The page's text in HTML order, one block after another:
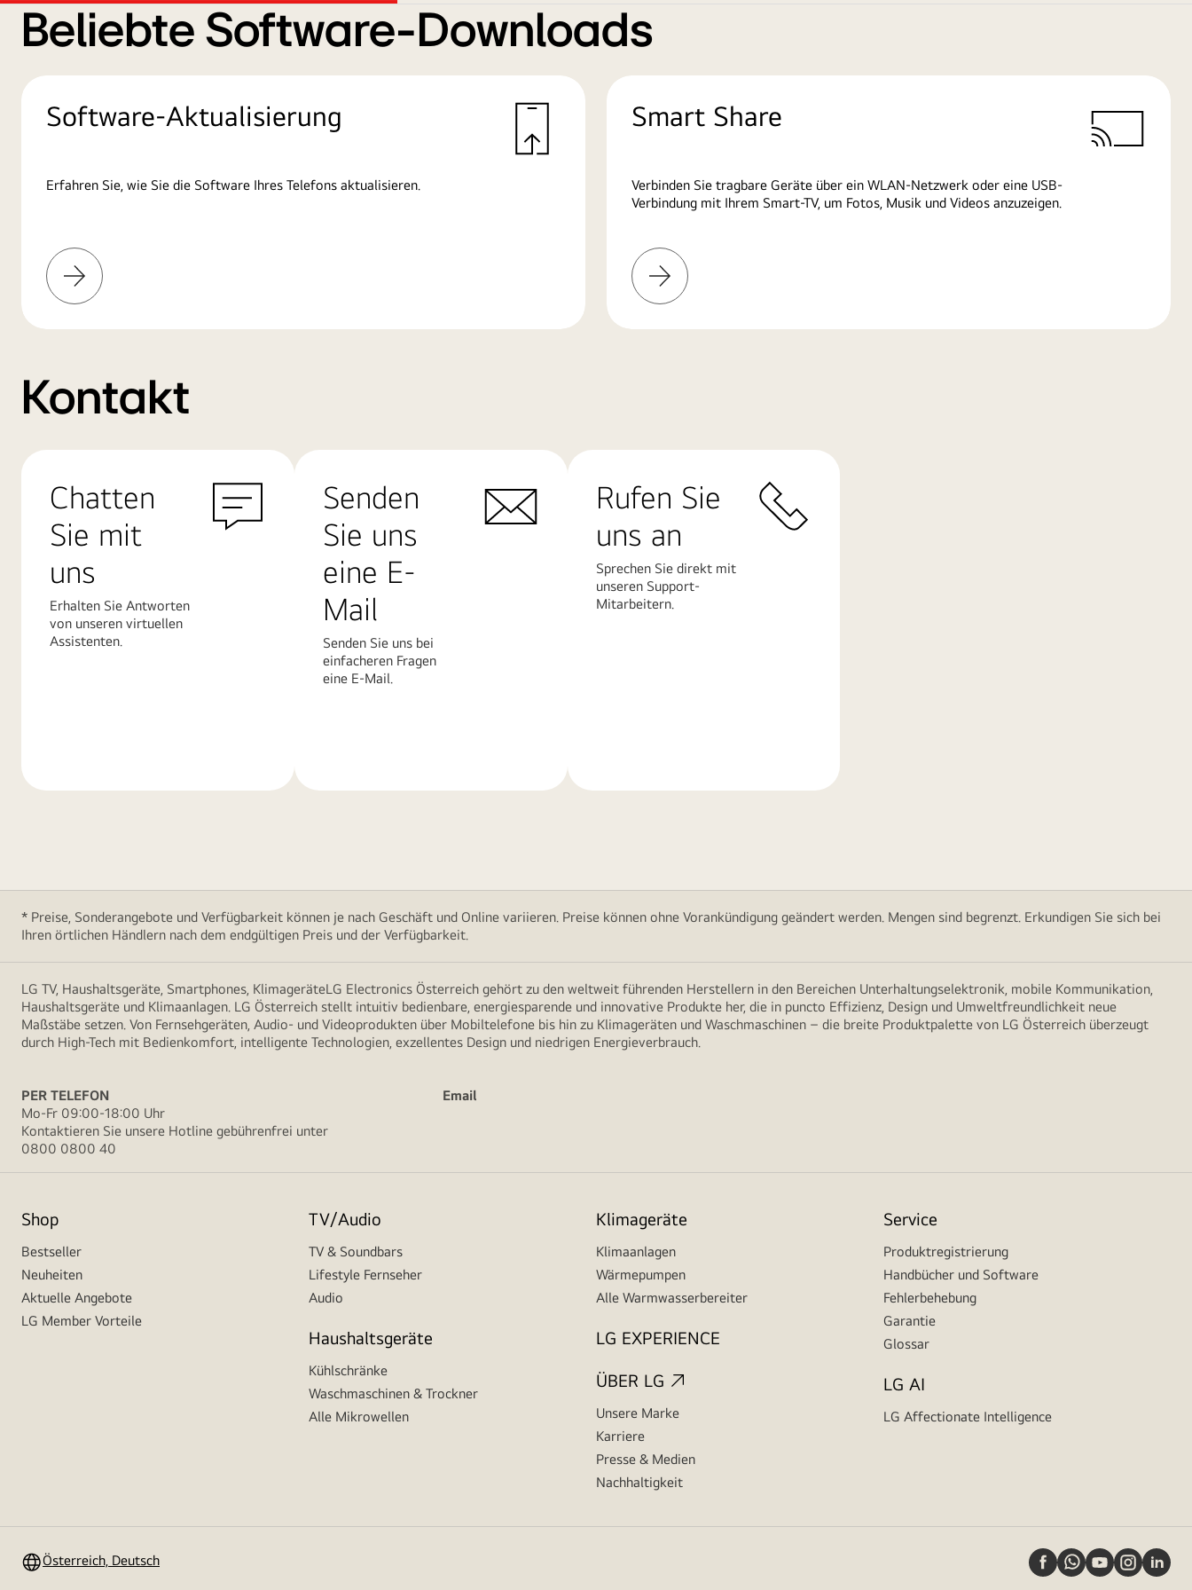
Beliebte Software-Downloads
Software-Aktualisierung
Erfahren Sie, wie Sie die Software Ihres Telefons aktualisieren.
Mehr
erfahren
Smart Share
Verbinden Sie tragbare Geräte über ein WLAN-Netzwerk oder eine USB-
Verbindung mit Ihrem Smart-TV, um Fotos, Musik und Videos anzuzeigen.
Mehr
erfahren
Kontakt
Chatten
Sie mit
uns
Erhalten Sie Antworten
von unseren virtuellen
Assistenten.
Senden
Sie uns
eine E-
Mail
Senden Sie uns bei
einfacheren Fragen
eine E-Mail.
Rufen Sie
uns an
Sprechen Sie direkt mit
unseren Support-
Mitarbeitern.
* Preise, Sonderangebote und Verfügbarkeit können je nach Geschäft und Online variieren. Preise können ohne Vorankündigung geändert werden. Mengen sind begrenzt. Erkundigen Sie sich bei
Ihren örtlichen Händlern nach dem endgültigen Preis und der Verfügbarkeit.
LG TV, Haushaltsgeräte, Smartphones, KlimageräteLG Electronics Österreich gehört zu den weltweit führenden Herstellern in den Bereichen Unterhaltungselektronik, mobile Kommunikation,
Haushaltsgeräte und Klimaanlagen. LG Österreich stellt intuitiv bedienbare, energiesparende und innovative Produkte her, die in puncto Effizienz, Design und Umweltfreundlichkeit neue
Maßstäbe setzen. Von Fernsehgeräten, Audio- und Videoprodukten über Mobiltelefone bis hin zu Klimageräten und Waschmaschinen – die breite Produktpalette von LG Österreich überzeugt
durch High-Tech mit Bedienkomfort, intelligente Technologien, exzellentes Design und niedrigen Energieverbrauch.
PER TELEFON
Email
Mo-Fr 09:00-18:00 Uhr
Kontaktieren Sie unsere Hotline gebührenfrei unter
0800 0800 40
Shop
Bestseller
Neuheiten
Aktuelle Angebote
LG Member Vorteile
TV/Audio
TV & Soundbars
Lifestyle Fernseher
Audio
Haushaltsgeräte
Kühlschränke
Waschmaschinen & Trockner
Alle Mikrowellen
Klimageräte
Klimaanlagen
Wärmepumpen
Alle Warmwasserbereiter
LG EXPERIENCE
ÜBER LG
Unsere Marke
Karriere
Presse & Medien
Nachhaltigkeit
Service
Produktregistrierung
Handbücher und Software
Fehlerbehebung
Garantie
Glossar
LG AI
LG Affectionate Intelligence
Österreich, Deutsch